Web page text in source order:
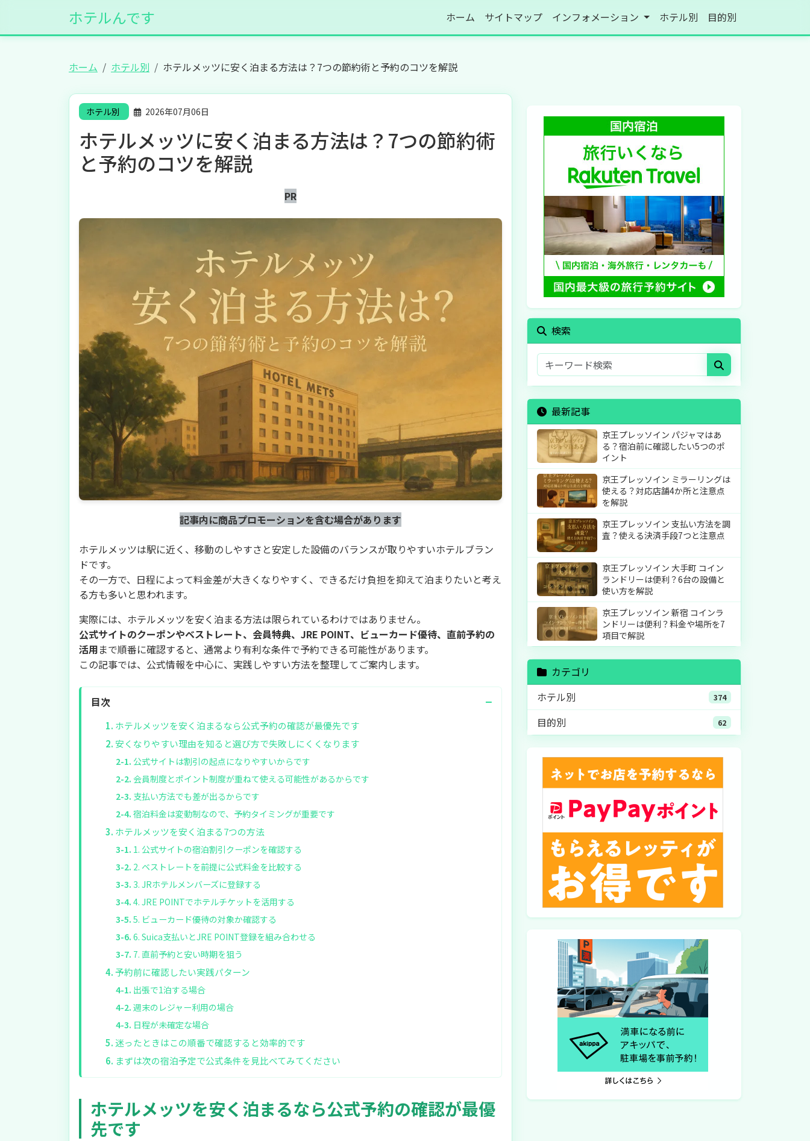
ホテルんです ホーム サイトマップ インフォメーション ホテル別 目的別
ホーム ホテル別 ホテルメッツに安く泊まる方法は？7つの節約術と予約のコツを解説
ホテル別 2026年07月06日
ホテルメッツに安く泊まる方法は？7つの節約術
と予約のコツを解説
PR
記事内に商品プロモーションを含む場合があります
ホテルメッツは駅に近く、移動のしやすさと安定した設備のバランスが取りやすいホテルブラン
ドです。
その一方で、日程によって料金差が大きくなりやすく、できるだけ負担を抑えて泊まりたいと考え
る方も多いと思われます。
実際には、ホテルメッツを安く泊まる方法は限られているわけではありません。
公式サイトのクーポンやベストレート、会員特典、JRE POINT、ビューカード優待、直前予約の
活用まで順番に確認すると、通常より有利な条件で予約できる可能性があります。
この記事では、公式情報を中心に、実践しやすい方法を整理してご案内します。
目次 −
ホテルメッツを安く泊まるなら公式予約の確認が最優先です
安くなりやすい理由を知ると選び方で失敗しにくくなります
公式サイトは割引の起点になりやすいからです
会員制度とポイント制度が重ねて使える可能性があるからです
支払い方法でも差が出るからです
宿泊料金は変動制なので、予約タイミングが重要です
ホテルメッツを安く泊まる7つの方法
1. 公式サイトの宿泊割引クーポンを確認する
2. ベストレートを前提に公式料金を比較する
3. JRホテルメンバーズに登録する
4. JRE POINTでホテルチケットを活用する
5. ビューカード優待の対象か確認する
6. Suica支払いとJRE POINT登録を組み合わせる
7. 直前予約と安い時期を狙う
予約前に確認したい実践パターン
出張で1泊する場合
週末のレジャー利用の場合
日程が未確定な場合
迷ったときはこの順番で確認すると効率的です
まずは次の宿泊予定で公式条件を見比べてみてください
ホテルメッツを安く泊まるなら公式予約の確認が最優
先です
検索
最新記事
京王プレッソイン パジャマはあ
る？宿泊前に確認したい5つのポ
イント
京王プレッソイン ミラーリングは
使える？対応店舗4か所と注意点
を解説
京王プレッソイン 支払い方法を調
査？使える決済手段7つと注意点
京王プレッソイン 大手町 コイン
ランドリーは便利？6台の設備と
使い方を解説
京王プレッソイン 新宿 コインラ
ンドリーは便利？料金や場所を7
項目で解説
カテゴリ
ホテル別
374
目的別 62